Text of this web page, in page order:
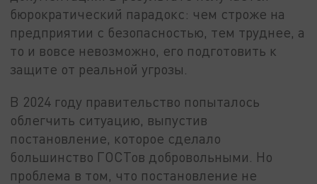
бюрократический парадокс: чем строже на
предприятии с безопасностью, тем труднее, а
то и вовсе невозможно, его подготовить к
защите от реальной угрозы.
В 2024 году правительство попыталось
облегчить ситуацию, выпустив
постановление, которое сделало
большинство ГОСТов добровольными. Но
проблема в том, что постановление не